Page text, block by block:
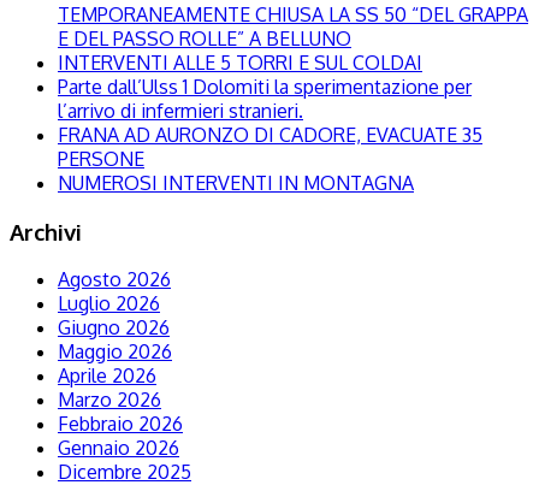
TEMPORANEAMENTE CHIUSA LA SS 50 “DEL GRAPPA
E DEL PASSO ROLLE” A BELLUNO
INTERVENTI ALLE 5 TORRI E SUL COLDAI
Parte dall’Ulss 1 Dolomiti la sperimentazione per
l’arrivo di infermieri stranieri.
FRANA AD AURONZO DI CADORE, EVACUATE 35
PERSONE
NUMEROSI INTERVENTI IN MONTAGNA
Archivi
Agosto 2026
Luglio 2026
Giugno 2026
Maggio 2026
Aprile 2026
Marzo 2026
Febbraio 2026
Gennaio 2026
Dicembre 2025